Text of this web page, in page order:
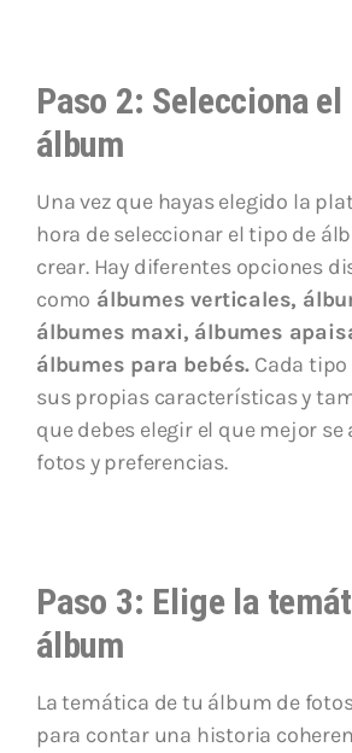
Paso 2: Selecciona
álbum
Una vez que hayas elegido la
hora de seleccionar el tipo de
crear. Hay diferentes opciones
como álbumes verticales,
álbumes maxi, álbumes
álbumes para bebés. Cada
sus propias características y
que debes elegir el que mejor
fotos y preferencias.
Paso 3: Elige la
álbum
La temática de tu álbum de
para contar una historia